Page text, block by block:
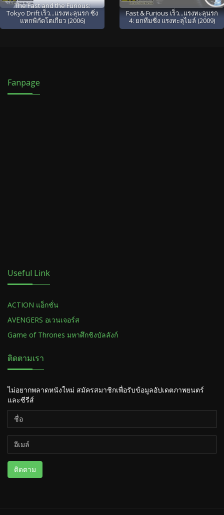
The Fast and the Furious:
Tokyo Drift เร็ว...แรงทะลุนรก ซิ่ง
แหกพิกัดโตเกียว (2006)
Fast & Furious เร็ว...แรงทะลุนรก
4: ยกทีมซิ่ง แรงทะลุไมล์ (2009)
Fanpage
Useful Link
ACTION แอ็กชั่น
AVENGERS อเวนเจอร์ส
Game of Thrones มหาศึกชิงบัลลังก์
ติดตามเรา
ไม่อยากพลาดหนังใหม่ สมัครสมาชิกเพื่อรับข้อมูลอัปเดตภาพยนตร์
และซีรีส์
ติดตาม